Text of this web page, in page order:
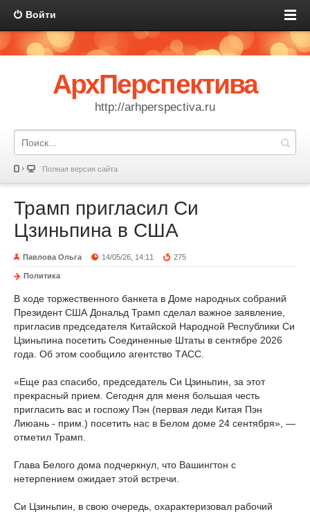
Войти
АрхПерспектива
http://arhperspectiva.ru
Полная версия сайта
Трамп пригласил Си
Цзиньпина в США
Павлова Ольга 14/05/26, 14:11 275
Политика
В ходе торжественного банкета в Доме народных собраний
Президент США Дональд Трамп сделал важное заявление,
пригласив председателя Китайской Народной Республики Си
Цзиньпина посетить Соединенные Штаты в сентябре 2026
года. Об этом сообщило агентство ТАСС.
«Еще раз спасибо, председатель Си Цзиньпин, за этот
прекрасный прием. Сегодня для меня большая честь
пригласить вас и госпожу Пэн (первая леди Китая Пэн
Лиюань - прим.) посетить нас в Белом доме 24 сентября», —
отметил Трамп.
Глава Белого дома подчеркнул, что Вашингтон с
нетерпением ожидает этой встречи.
Си Цзиньпин, в свою очередь, охарактеризовал рабочий